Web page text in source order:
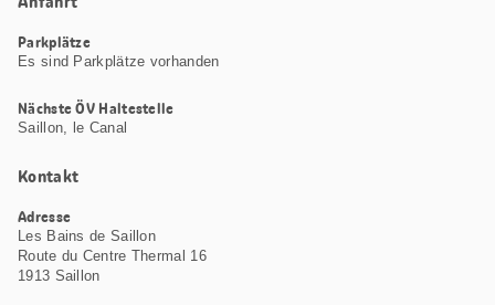
Parkplätze
Es sind Parkplätze vorhanden
Nächste ÖV Haltestelle
Saillon, le Canal
Kontakt
Adresse
Les Bains de Saillon
Route du Centre Thermal 16
1913 Saillon